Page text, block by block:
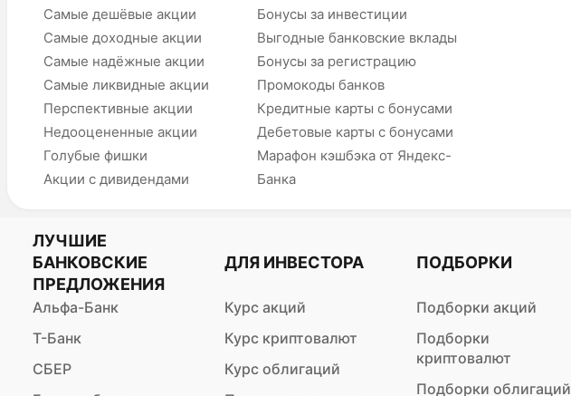
Самые дешёвые акции
Самые доходные акции
Самые надёжные акции
Самые ликвидные акции
Перспективные акции
Недооцененные акции
Голубые фишки
Акции с дивидендами
Бонусы за инвестиции
Выгодные банковские вклады
Бонусы за регистрацию
Промокоды банков
Кредитные карты с бонусами
Дебетовые карты с бонусами
Марафон кэшбэка от Яндекс-
Банка
ЛУЧШИЕ
БАНКОВСКИЕ
ПРЕДЛОЖЕНИЯ
Альфа-Банк
Т-Банк
СБЕР
ДЛЯ ИНВЕСТОРА
Курс акций
Курс криптовалют
Курс облигаций
ПОДБОРКИ
Подборки акций
Подборки
криптовалют
Подборки облигаций